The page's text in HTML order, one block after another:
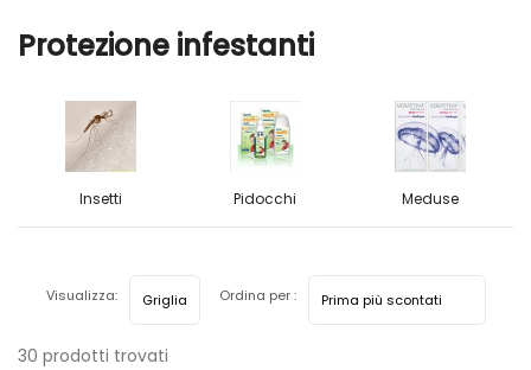
Protezione infestanti
Insetti Pidocchi Meduse
30 prodotti trovati
Visualizza: Ordina per :